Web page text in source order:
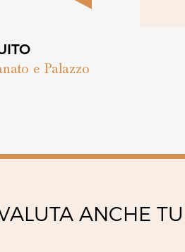
e Palazzo
ANCHE